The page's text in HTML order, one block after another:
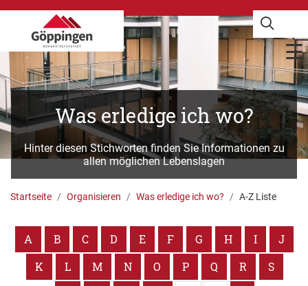
Was erledige ich wo?
Hinter diesen Stichworten finden Sie Informationen zu
allen möglichen Lebenslagen
Startseite Organisieren Was erledige ich wo? A-Z Liste
A B C D E F G H I
J
K
L M N O P Q R
S